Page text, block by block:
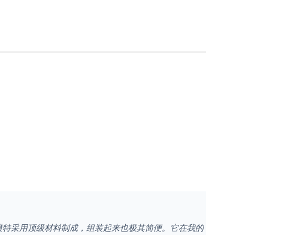
采用顶级材料制成，组装起来也极其简便。它在我的